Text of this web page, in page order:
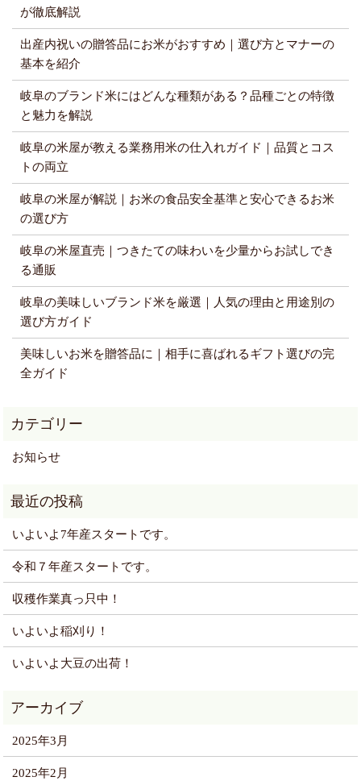
が徹底解説
出産内祝いの贈答品にお米がおすすめ｜選び方とマナーの
基本を紹介
岐阜のブランド米にはどんな種類がある？品種ごとの特徴
と魅力を解説
岐阜の米屋が教える業務用米の仕入れガイド｜品質とコス
トの両立
岐阜の米屋が解説｜お米の食品安全基準と安心できるお米
の選び方
岐阜の米屋直売｜つきたての味わいを少量からお試しでき
る通販
岐阜の美味しいブランド米を厳選｜人気の理由と用途別の
選び方ガイド
美味しいお米を贈答品に｜相手に喜ばれるギフト選びの完
全ガイド
お知らせ
いよいよ7年産スタートです。
令和７年産スタートです。
収穫作業真っ只中！
いよいよ稲刈り！
いよいよ大豆の出荷！
2025年3月
2025年2月